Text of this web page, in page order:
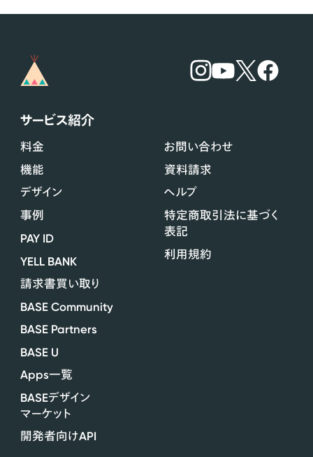
サービス紹介
料金
機能
デザイン
事例
PAY ID
YELL BANK
請求書買い取り
BASE Community
BASE Partners
BASE U
Apps一覧
BASEデザイン
マーケット
開発者向けAPI
お問い合わせ
資料請求
ヘルプ
特定商取引法に基づく
表記
利用規約